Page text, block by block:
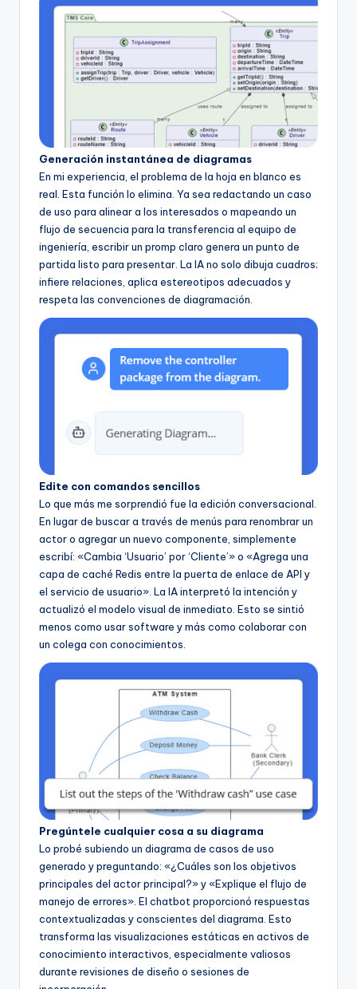
Generación instantánea de diagramas
En mi experiencia, el problema de la hoja en blanco es
real. Esta función lo elimina. Ya sea redactando un caso
de uso para alinear a los interesados o mapeando un
flujo de secuencia para la transferencia al equipo de
ingeniería, escribir un promp claro genera un punto de
partida listo para presentar. La IA no solo dibuja cuadros;
infiere relaciones, aplica estereotipos adecuados y
respeta las convenciones de diagramación.
Edite con comandos sencillos
Lo que más me sorprendió fue la edición conversacional.
En lugar de buscar a través de menús para renombrar un
actor o agregar un nuevo componente, simplemente
escribí: «Cambia ‘Usuario’ por ‘Cliente’» o «Agrega una
capa de caché Redis entre la puerta de enlace de API y
el servicio de usuario». La IA interpretó la intención y
actualizó el modelo visual de inmediato. Esto se sintió
menos como usar software y más como colaborar con
un colega con conocimientos.
Pregúntele cualquier cosa a su diagrama
Lo probé subiendo un diagrama de casos de uso
generado y preguntando: «¿Cuáles son los objetivos
principales del actor principal?» y «Explique el flujo de
manejo de errores». El chatbot proporcionó respuestas
contextualizadas y conscientes del diagrama. Esto
transforma las visualizaciones estáticas en activos de
conocimiento interactivos, especialmente valiosos
durante revisiones de diseño o sesiones de